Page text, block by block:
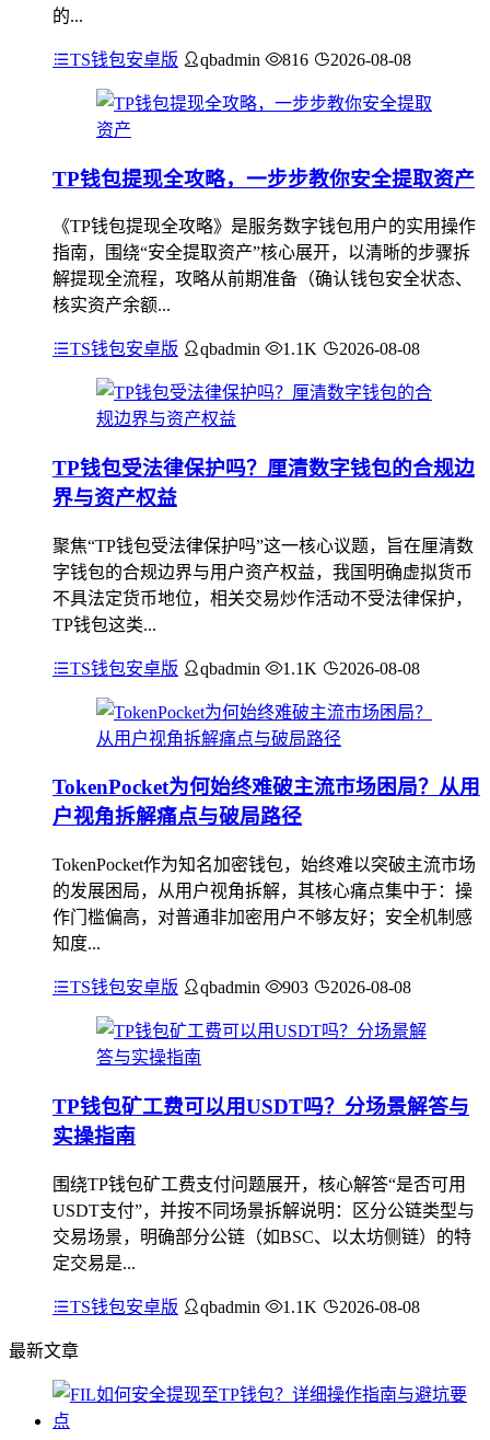
的...
TS钱包安卓版 qbadmin 816 2026-08-08
TP钱包提现全攻略，一步步教你安全提取资产
《TP钱包提现全攻略》是服务数字钱包用户的实用操作
指南，围绕“安全提取资产”核心展开，以清晰的步骤拆
解提现全流程，攻略从前期准备（确认钱包安全状态、
核实资产余额...
TS钱包安卓版 qbadmin 1.1K 2026-08-08
TP钱包受法律保护吗？厘清数字钱包的合规边
界与资产权益
聚焦“TP钱包受法律保护吗”这一核心议题，旨在厘清数
字钱包的合规边界与用户资产权益，我国明确虚拟货币
不具法定货币地位，相关交易炒作活动不受法律保护，
TP钱包这类...
TS钱包安卓版 qbadmin 1.1K 2026-08-08
TokenPocket为何始终难破主流市场困局？从用
户视角拆解痛点与破局路径
TokenPocket作为知名加密钱包，始终难以突破主流市场
的发展困局，从用户视角拆解，其核心痛点集中于：操
作门槛偏高，对普通非加密用户不够友好；安全机制感
知度...
TS钱包安卓版 qbadmin 903 2026-08-08
TP钱包矿工费可以用USDT吗？分场景解答与
实操指南
围绕TP钱包矿工费支付问题展开，核心解答“是否可用
USDT支付”，并按不同场景拆解说明：区分公链类型与
交易场景，明确部分公链（如BSC、以太坊侧链）的特
定交易是...
TS钱包安卓版 qbadmin 1.1K 2026-08-08
最新文章